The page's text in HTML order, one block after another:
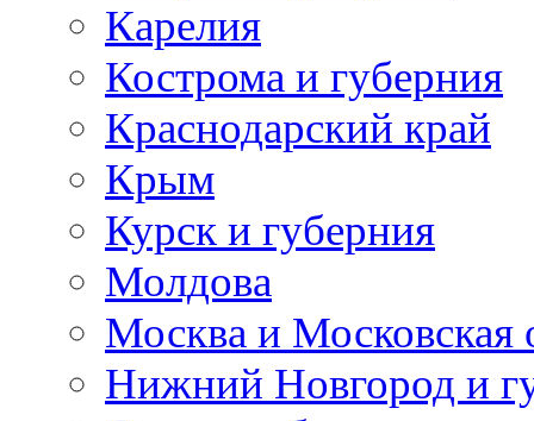
Карелия
Кострома и губерния
Краснодарский край
Крым
Курск и губерния
Молдова
Москва и Московская
Нижний Новгород и